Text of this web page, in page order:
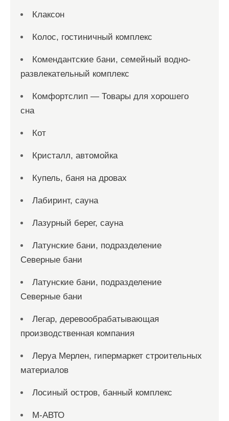
Клаксон
Колос, гостиничный комплекс
Комендантские бани, семейный водно-
развлекательный комплекс
Комфортслип — Товары для хорошего
сна
Кот
Кристалл, автомойка
Купель, баня на дровах
Лабиринт, сауна
Лазурный берег, сауна
Латунские бани, подразделение
Северные бани
Латунские бани, подразделение
Северные бани
Легар, деревообрабатывающая
производственная компания
Леруа Мерлен, гипермаркет строительных
материалов
Лосиный остров, банный комплекс
М-АВТО